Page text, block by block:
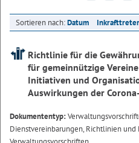
Sortieren nach:Datum
Richtlinie für die
für gemeinnützige
Initiativen und
Auswirkungen der
Dokumententyp:
Dienstvereinbarungen, Richtlinien und